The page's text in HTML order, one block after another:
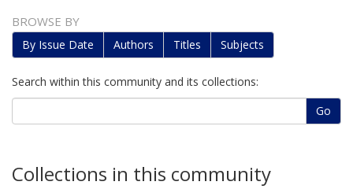
BROWSE BY
By Issue Date Authors Titles Subjects
Search within this community and its collections:
Go
Collections in this community